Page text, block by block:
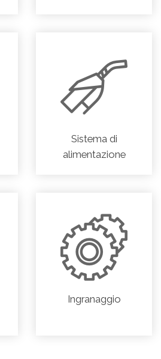
Sistema di
alimentazione
Ingranaggio